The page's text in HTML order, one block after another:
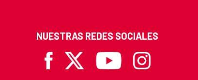
NUESTRAS REDES SOCIALES
Facebook
X Youtube Instagram